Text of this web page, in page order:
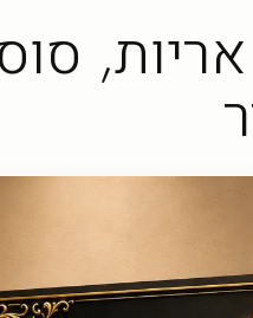
אריות,